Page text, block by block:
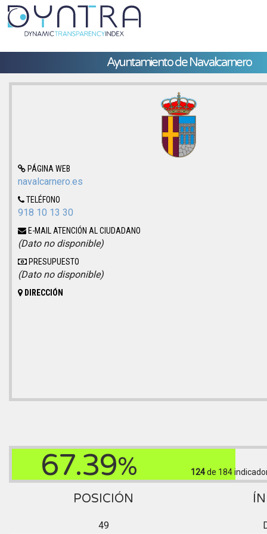
Ayuntamiento de Navalcarnero
PÁGINA WEB
navalcarnero.es
TELÉFONO
918 10 13 30
E-MAIL ATENCIÓN AL CIUDADANO
(Dato no disponible)
PRESUPUESTO
(Dato no disponible)
DIRECCIÓN
67.39% 124de 184
POSICIÓN
49